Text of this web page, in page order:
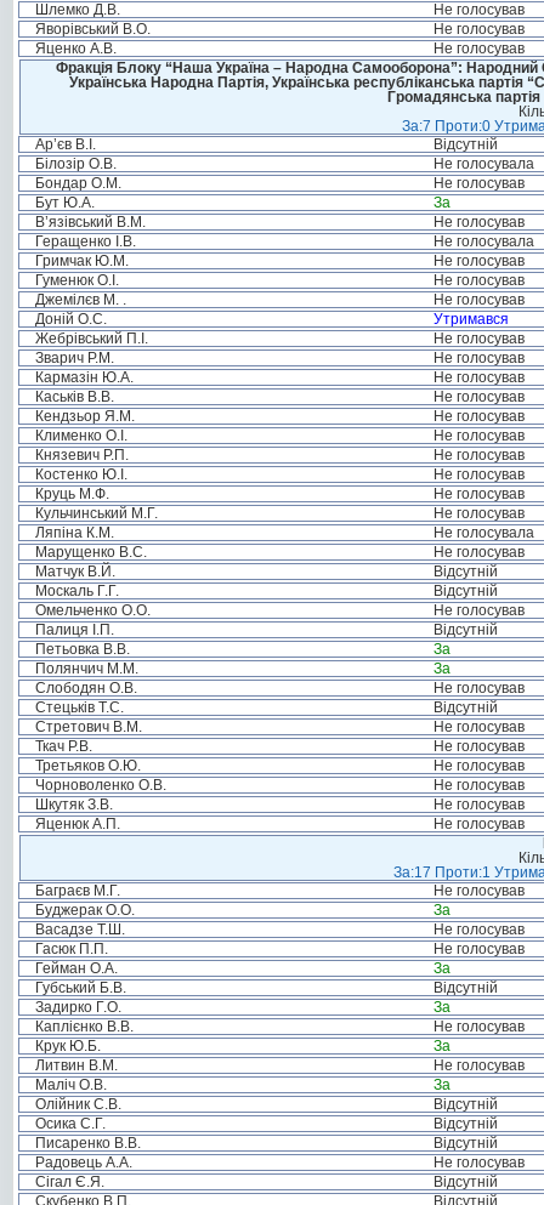
Шлемко Д.В.
Не голосував
Яворівський В.О.
Не голосував
Яценко А.В.
Не голосував
Фракція Блоку “Наша Україна – Народна Самооборона”: Народний
Українська Народна Партія, Українська республіканська
Громадянська
За:7 Проти:0
Ар’єв В.І.
Відсутній
Білозір О.В.
Не голосувала
Бондар О.М.
Не голосував
Бут Ю.А.
За
В’язівський В.М.
Не голосував
Геращенко І.В.
Не голосувала
Гримчак Ю.М.
Не голосував
Гуменюк О.І.
Не голосував
Джемілєв М. .
Не голосував
Доній О.С.
Утримався
Жебрівський П.І.
Не голосував
Зварич Р.М.
Не голосував
Кармазін Ю.А.
Не голосував
Каськів В.В.
Не голосував
Кендзьор Я.М.
Не голосував
Клименко О.І.
Не голосував
Князевич Р.П.
Не голосував
Костенко Ю.І.
Не голосував
Круць М.Ф.
Не голосував
Кульчинський М.Г.
Не голосував
Ляпіна К.М.
Не голосувала
Марущенко В.С.
Не голосував
Матчук В.Й.
Відсутній
Москаль Г.Г.
Відсутній
Омельченко О.О.
Не голосував
Палиця І.П.
Відсутній
Петьовка В.В.
За
Полянчич М.М.
За
Слободян О.В.
Не голосував
Стецьків Т.С.
Відсутній
Стретович В.М.
Не голосував
Ткач Р.В.
Не голосував
Третьяков О.Ю.
Не голосував
Чорноволенко О.В.
Не голосував
Шкутяк З.В.
Не голосував
Яценюк А.П.
Не голосував
За:17 Проти:1
Баграєв М.Г.
Не голосував
Буджерак О.О.
За
Васадзе Т.Ш.
Не голосував
Гасюк П.П.
Не голосував
Гейман О.А.
За
Губський Б.В.
Відсутній
Задирко Г.О.
За
Каплієнко В.В.
Не голосував
Крук Ю.Б.
За
Литвин В.М.
Не голосував
Маліч О.В.
За
Олійник С.В.
Відсутній
Осика С.Г.
Відсутній
Писаренко В.В.
Відсутній
Радовець А.А.
Не голосував
Сігал Є.Я.
Відсутній
Скубенко В.П.
Відсутній